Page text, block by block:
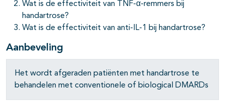
Wat is de effectiviteit van TNF-α-remmers bij
handartrose?
Wat is de effectiviteit van anti-IL-1 bij handartrose?
Aanbeveling
Het wordt afgeraden patiënten met handartrose te
behandelen met conventionele of biological DMARDs